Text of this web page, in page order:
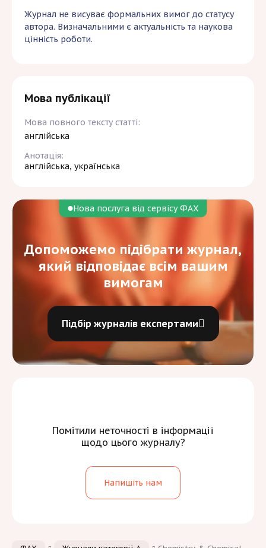
Журнал не висуває формальних вимог до статусу
автора. Визначальними є актуальність та наукова
цінність роботи.
Мова публікації
Мова повного тексту статті:
англійська
Анотація:
англійська, українська
Помітили неточності в інформації
щодо цього журналу?
Напишіть нам
Нова послуга від сервісу ФАХ
Допоможемо підібрати журнал,
який відповідає всім вашим
вимогам
Підбір журналів експертами